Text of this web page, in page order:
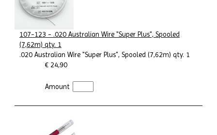
107-123 - .020 Australian Wire "Super Plus", Spooled
(7,62m) qty. 1
.020 Australian Wire "Super Plus", Spooled (7,62m) qty. 1
€ 24,90
Amount